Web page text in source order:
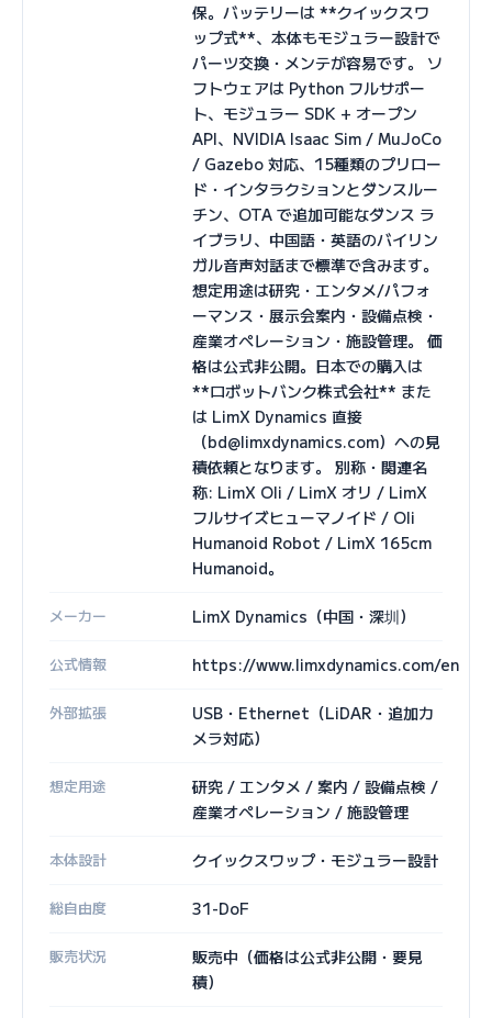
保。バッテリーは **クイックスワ
ップ式**、本体もモジュラー設計で
パーツ交換・メンテが容易です。 ソ
フトウェアは Python フルサポー
ト、モジュラー SDK + オープン
API、NVIDIA Isaac Sim / MuJoCo
/ Gazebo 対応、15種類のプリロー
ド・インタラクションとダンスルー
チン、OTA で追加可能なダンス ラ
イブラリ、中国語・英語のバイリン
ガル音声対話まで標準で含みます。
想定用途は研究・エンタメ/パフォ
ーマンス・展示会案内・設備点検・
産業オペレーション・施設管理。 価
格は公式非公開。日本での購入は
**ロボットバンク株式会社** また
は LimX Dynamics 直接
（bd@limxdynamics.com）への見
積依頼となります。 別称・関連名
称: LimX Oli / LimX オリ / LimX
フルサイズヒューマノイド / Oli
Humanoid Robot / LimX 165cm
Humanoid。
メーカー LimX Dynamics（中国・深圳）
公式情報 https://www.limxdynamics.com/en
外部拡張
USB・Ethernet（LiDAR・追加カ
メラ対応）
想定用途
研究 / エンタメ / 案内 / 設備点検 /
産業オペレーション / 施設管理
本体設計 クイックスワップ・モジュラー設計
総自由度 31-DoF
販売状況
販売中（価格は公式非公開・要見
積）